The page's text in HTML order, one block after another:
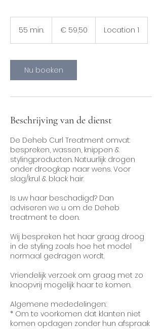
55 min.
i
n
.
€ 59,50 Location 1
Nu boeken
Beschrijving van de dienst
De Deheb Curl Treatment omvat:
bespreken, wassen, knippen &
stylingproducten. Natuurlijk drogen
onder droogkap naar wens. Voor
slag/krul & black hair.
Is uw haar beschadigd? Dan
adviseren we u om de Deheb
treatment te doen.
Wij bespreken het haar graag droog
in de styling zoals hoe het model
normaal gedragen wordt.
Vriendelijk verzoek om graag met zo
knoopvrij mogelijk haar te komen.
Algemene mededelingen:
* Om te voorkomen dat klanten niet
komen opdagen zonder hun afspraak